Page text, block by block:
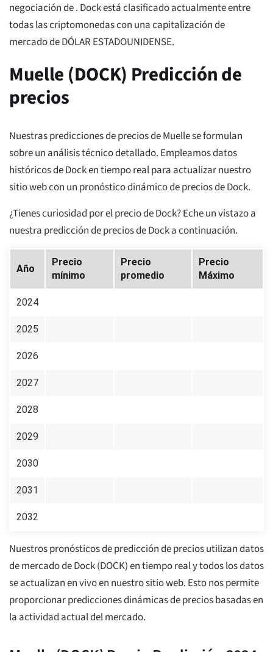
negociación de. Dock está clasificado actualmenteentre
todas las criptomonedas con una capitalización de
mercado deDÓLAR ESTADOUNIDENSE.
Muelle (DOCK) Predicción de
precios
Nuestras predicciones de precios de Muelle se formulan
sobre un análisis técnico detallado. Empleamos datos
históricos de Dock en tiempo real para actualizar nuestro
sitio web con un pronóstico dinámico de precios de Dock.
¿Tienes curiosidad por el precio de Dock? Eche un vistazo a
nuestra predicción de precios de Dock a continuación.
Año
Precio
mínimo
Precio
promedio
Precio
Máximo
2024
2025
2026
2027
2028
2029
2030
2031
2032
Nuestros pronósticos de predicción de precios utilizan datos
de mercado de Dock (DOCK) en tiempo real y todos los datos
se actualizan en vivo en nuestro sitio web. Esto nos permite
proporcionar predicciones dinámicas de precios basadas en
la actividad actual del mercado.